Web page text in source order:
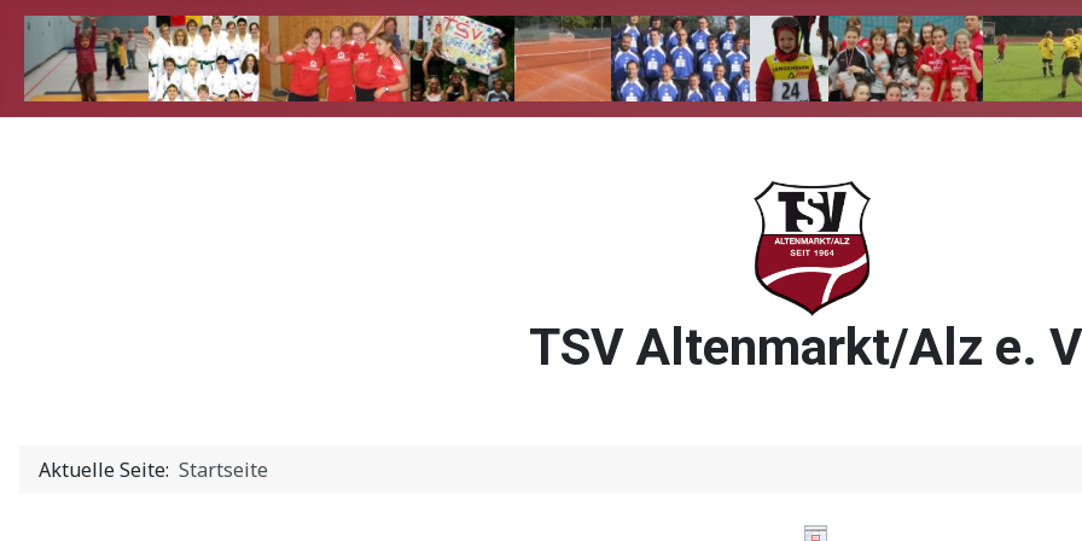
TSV Altenmarkt/Alz e.
Aktuelle Seite: Startseite